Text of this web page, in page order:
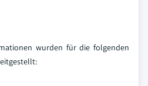
wurden für die folgenden